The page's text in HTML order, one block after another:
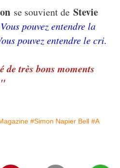
se souvient de Stevie
pouvez entendre la
pouvez entendre le cri.
très bons moments
#Simon Napier Bell #A